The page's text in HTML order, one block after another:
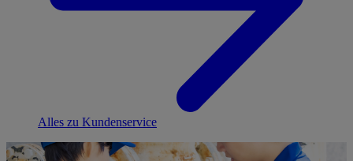
Alles zu Kundenservice